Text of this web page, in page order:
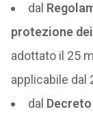
dal
protezione dei
adottato il 25
applicabile dal
dal